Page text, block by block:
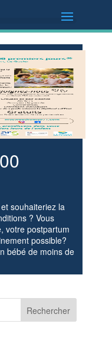
souhaiteriez la
? Vous
votre postpartum
possible?
bébé de moins de